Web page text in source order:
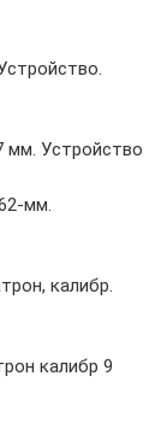
мм. Устройство
мм.
калибр.
калибр 9